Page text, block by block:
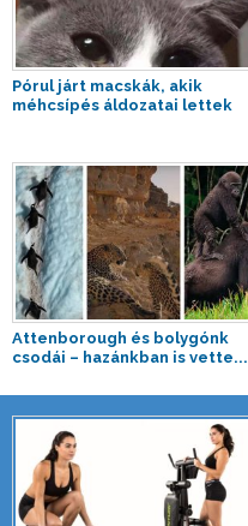
Pórul járt macskák, akik
méhcsípés áldozatai lettek
Attenborough és bolygónk
csodái – hazánkban is vette...